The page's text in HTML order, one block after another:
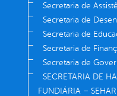
Secretaria de
Secretaria de
Secretaria de
Secretaria de
Secretaria de
SECRETARIA DE
FUNDIÁRIA –